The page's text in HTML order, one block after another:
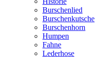
Burschenlied
Burschenkutsche
Burschenhorn
Humpen
Fahne
Lederhose